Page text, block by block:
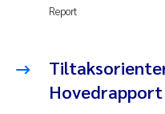
Report